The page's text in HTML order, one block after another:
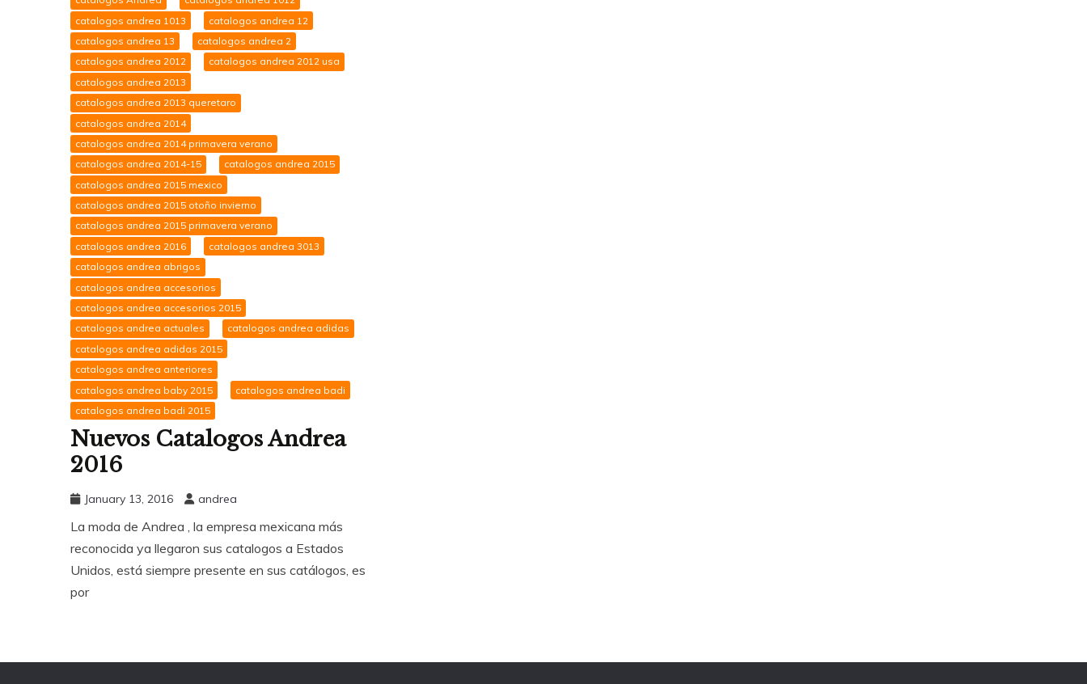
catalogos andrea 1013
catalogos andrea 12
catalogos andrea 13
catalogos andrea 2
catalogos andrea 2012
catalogos andrea 2012 usa
catalogos andrea 2013
catalogos andrea 2013 queretaro
catalogos andrea 2014
catalogos andrea 2014 primavera verano
catalogos andrea 2014-15
catalogos andrea 2015
catalogos andrea 2015 mexico
catalogos andrea 2015 otoño invierno
catalogos andrea 2015 primavera verano
catalogos andrea 2016
catalogos andrea 3013
catalogos andrea abrigos
catalogos andrea accesorios
catalogos andrea accesorios 2015
catalogos andrea actuales
catalogos andrea adidas
catalogos andrea adidas 2015
catalogos andrea anteriores
catalogos andrea baby 2015
catalogos andrea badi
catalogos andrea badi 2015
Nuevos Catalogos Andrea
2016
January 13, 2016 andrea
La moda de Andrea , la empresa mexicana más
reconocida ya llegaron sus catalogos a Estados
Unidos, está siempre presente en sus catálogos, es
por